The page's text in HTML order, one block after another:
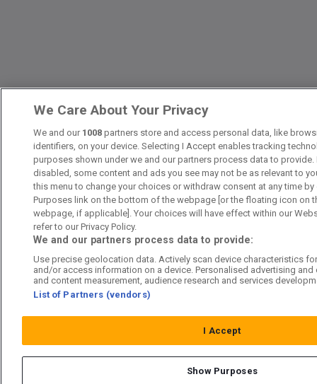
We Care About Your Privacy
We and our 1008 partners store and access personal data, like
identifiers, on your device. Selecting I Accept enables tracking
purposes shown under we and our partners process data to provide.
disabled, some content and ads you see may not be as relevant to
this menu to change your choices or withdraw consent at any time
Purposes link on the bottom of the webpage [or the floating icon on
webpage, if applicable]. Your choices will have effect within our
refer to our Privacy Policy.
We and our partners process data to provide:
Use precise geolocation data. Actively scan device characteristics
and/or access information on a device. Personalised advertising
and content measurement, audience research and services
List of Partners (vendors)
I Accept
Show Purposes